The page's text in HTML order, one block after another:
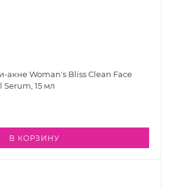
акне Woman's Bliss Clean Face
Serum, 15 мл
В КОРЗИНУ